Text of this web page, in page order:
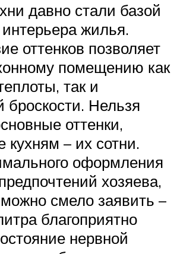
давно стали базой
жилья.
оттенков позволяет
помещению как
так и
броскости. Нельзя
оттенки,
кухням – их сотни.
оформления
хозяева,
смело заявить –
благоприятно
нервной